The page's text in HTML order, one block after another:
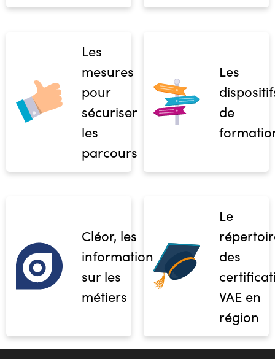
Les
mesures
pour
sécuriser
les
parcours
Les
de
Cléor, les
informations
sur les
métiers
Le
des
VAE en
région